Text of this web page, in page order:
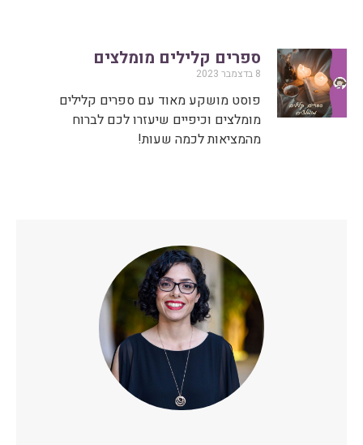
ספרים קלילים מומלצים
8 בדצמבר 2023
פוסט מושקע מאוד עם ספרים קלילים
מומלצים וכיפיים שיעזרו לכם לברוח
מהמציאות לכמה שעות!